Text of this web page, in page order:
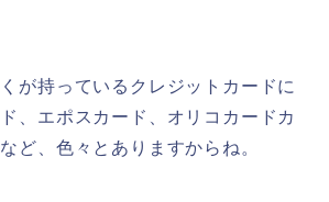
が持っているクレジットカードに
、エポスカード、オリコカードカ
ど、色々とありますからね。